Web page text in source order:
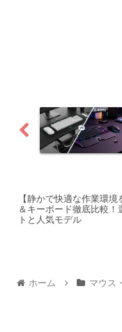
【静かで快適な作業環境
＆キーボード徹底比較！
トと人気モデル
ホーム マウス